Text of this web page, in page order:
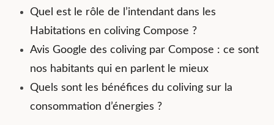
Quel est le rôle de l’intendant dans les
Habitations en coliving Compose ?
Avis Google des coliving par Compose : ce sont
nos habitants qui en parlent le mieux
Quels sont les bénéfices du coliving sur la
consommation d’énergies ?